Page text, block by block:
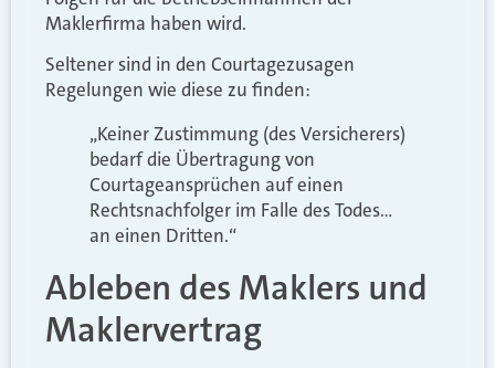
Maklerfirma haben wird.
Seltener sind in den Courtagezusagen
Regelungen wie diese zu finden:
„Keiner Zustimmung (des Versicherers)
bedarf die Übertragung von
Courtageansprüchen auf einen
Rechtsnachfolger im Falle des Todes…
an einen Dritten.“
Ableben des Maklers und
Maklervertrag